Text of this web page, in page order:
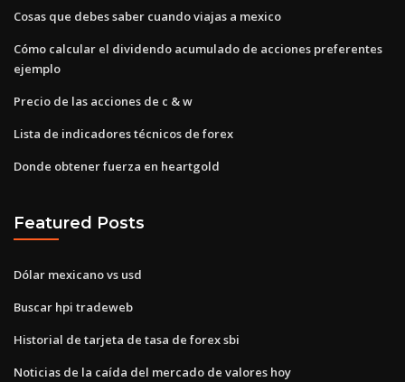
Cosas que debes saber cuando viajas a mexico
Cómo calcular el dividendo acumulado de acciones preferentes
ejemplo
Precio de las acciones de c & w
Lista de indicadores técnicos de forex
Donde obtener fuerza en heartgold
Featured Posts
Dólar mexicano vs usd
Buscar hpi tradeweb
Historial de tarjeta de tasa de forex sbi
Noticias de la caída del mercado de valores hoy